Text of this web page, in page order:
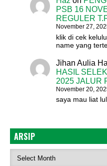
PSB 16
REGULER
November 27,
klik di cek
name yang
Jihan Aulia
HASIL
2025 JALUR
November 20,
saya mau liat
ARSIP